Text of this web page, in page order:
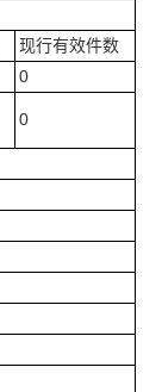
现行有效件数
0
0